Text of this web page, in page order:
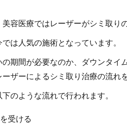
容医療ではレーザーがシミ取り
は人気の施術となっています。
期間が必要なのか、ダウンタイ
ザーによるシミ取り治療の流れ
のような流れで行われます。
受ける